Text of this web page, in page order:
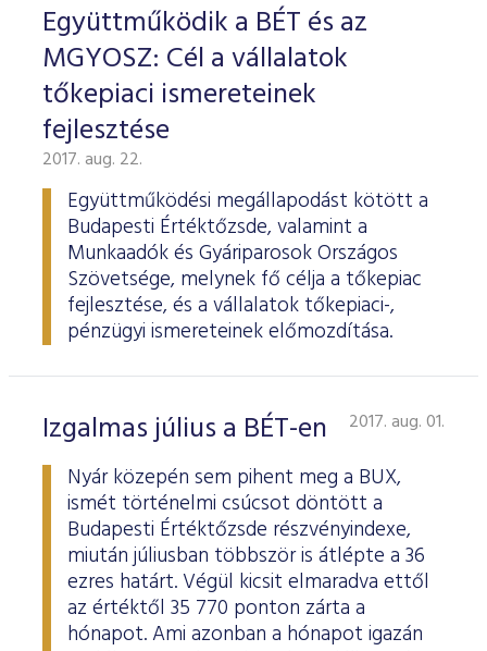
Együttműködik a BÉT és az
MGYOSZ: Cél a vállalatok
tőkepiaci ismereteinek
fejlesztése
2017. aug. 22.
Együttműködési megállapodást kötött a
Budapesti Értéktőzsde, valamint a
Munkaadók és Gyáriparosok Országos
Szövetsége, melynek fő célja a tőkepiac
fejlesztése, és a vállalatok tőkepiaci-,
pénzügyi ismereteinek előmozdítása.
Izgalmas július a BÉT-en 2017. aug. 01.
Nyár közepén sem pihent meg a BUX,
ismét történelmi csúcsot döntött a
Budapesti Értéktőzsde részvényindexe,
miután júliusban többször is átlépte a 36
ezres határt. Végül kicsit elmaradva ettől
az értéktől 35 770 ponton zárta a
hónapot. Ami azonban a hónapot igazán